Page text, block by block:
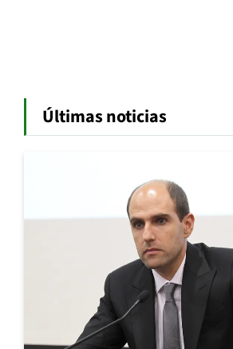
Últimas noticias